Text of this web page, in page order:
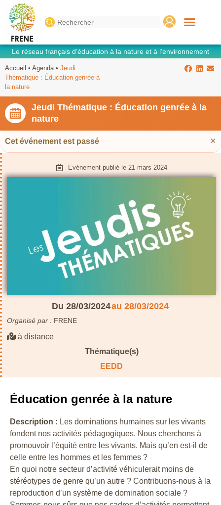
Search
for:
Le réseau français d’éducation à la nature et à l’environnement
Accueil • Agenda • Jeudi
Thématique : Éducation genrée à
la nature
Jeudi Thématique : Éducation genrée à la
nature
Cet événement est passé ×
Éducation genrée à la nature
Description : Les dominations humaines sur les vivants
fondent nos activités pédagogiques. Nous cherchons à
promouvoir l’équité entre les vivants. Mais qu’en est-il de
celle entre les hommes et les femmes ?
En quoi notre secteur d’activité véhiculerait moins de
stéréotypes de genre qu’un autre ? Contribuons-nous à la
reproduction d’un système de domination sociale ?
Evénement publié le 21 mars 2024
Du 28/03/2024au 28/03/2024
Organisé par : FRENE
à distance
Thématique(s)
EEDD